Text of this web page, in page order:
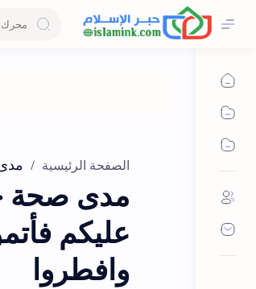
الصفحة الرئيسية
مدى صحة
عليكم
وافطروا